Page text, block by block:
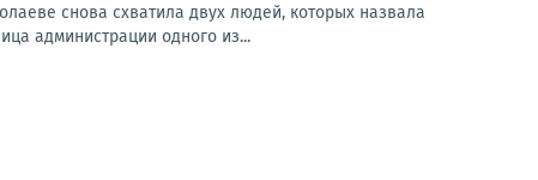
снова схватила двух людей, которых назвала
администрации одного из...